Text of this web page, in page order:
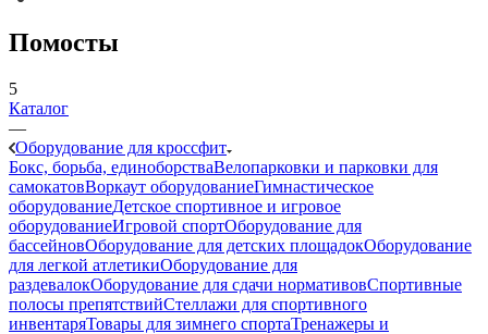
Помосты
5
Каталог
—
Оборудование для кроссфит
Бокс, борьба, единоборстваВелопарковки и парковки для
самокатовВоркаут оборудованиеГимнастическое
оборудованиеДетское спортивное и игровое
оборудованиеИгровой спортОборудование для
бассейновОборудование для детских площадокОборудование
для легкой атлетикиОборудование для
раздевалокОборудование для сдачи нормативовСпортивные
полосы препятствийСтеллажи для спортивного
инвентаряТовары для зимнего спортаТренажеры и